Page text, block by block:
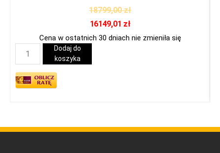
18799,00zł
16149,01 zł
Cena w ostatnich 30 dniach nie zmieniła się
Dodaj do
koszyka